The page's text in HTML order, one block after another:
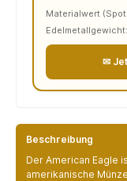
Materialwert
Edelmetallgewicht:
✉
Beschreibung
Der American Eagle
amerikanische